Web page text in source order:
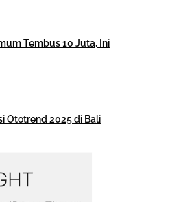
Tembus 10 Juta, Ini
Ototrend 2025 di Bali